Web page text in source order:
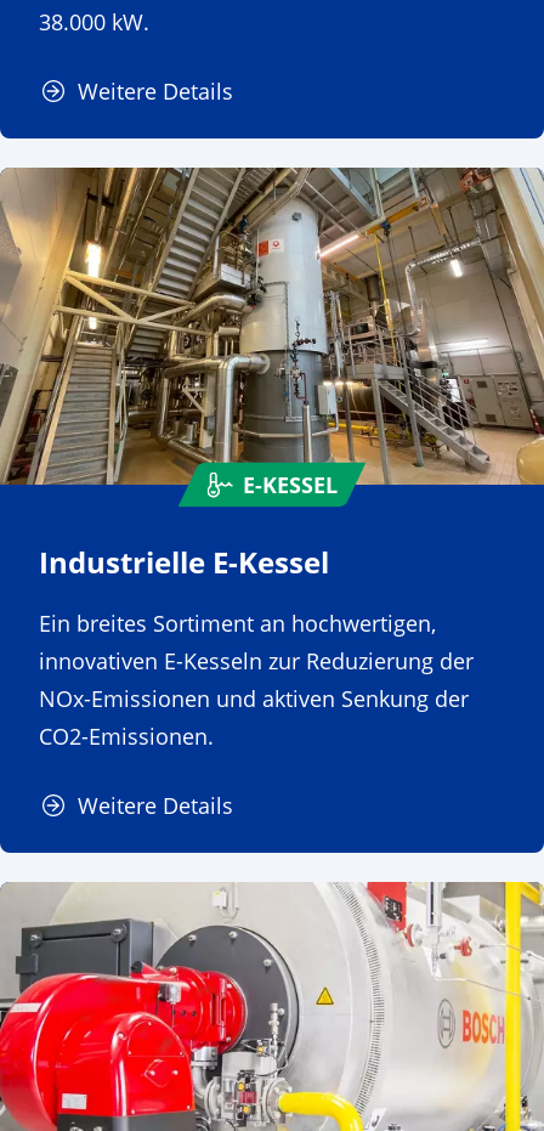
38.000 kW.
Weitere Details
E-KESSEL
Industrielle E-Kessel
Ein breites Sortiment an hochwertigen,
innovativen E-Kesseln zur Reduzierung der
NOx-Emissionen und aktiven Senkung der
CO2-Emissionen.
Weitere Details